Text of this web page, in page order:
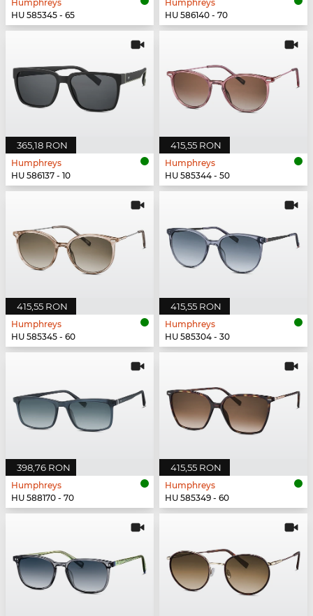
Humphreys
HU 585345 - 65
Humphreys
HU 586140 - 70
365,18 RON
Humphreys
HU 586137 - 10
415,55 RON
Humphreys
HU 585344 - 50
415,55 RON
Humphreys
HU 585345 - 60
415,55 RON
Humphreys
HU 585304 - 30
398,76 RON
Humphreys
HU 588170 - 70
415,55 RON
Humphreys
HU 585349 - 60